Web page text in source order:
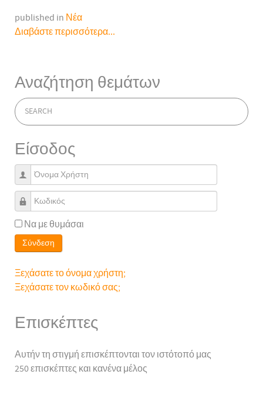
published in Νέα
Διαβάστε περισσότερα...
Αναζήτηση θεμάτων
Είσοδος
Όνομα Χρήστη
Κωδικός
Να με θυμάσαι
Σύνδεση
Ξεχάσατε το όνομα χρήστη;
Ξεχάσατε τον κωδικό σας;
Επισκέπτες
Αυτήν τη στιγμή επισκέπτονται τον ιστότοπό μας
250 επισκέπτες και κανένα μέλος